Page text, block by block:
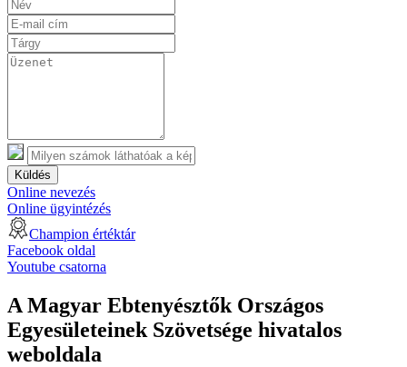
Küldés
Online nevezés
Online ügyintézés
Champion értéktár
Facebook oldal
Youtube csatorna
A Magyar Ebtenyésztők Országos
Egyesületeinek Szövetsége hivatalos
weboldala